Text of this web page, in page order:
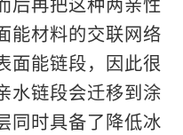
材料的交联网络
面能链段，因此很
水链段会迁移到涂
同时具备了降低冰